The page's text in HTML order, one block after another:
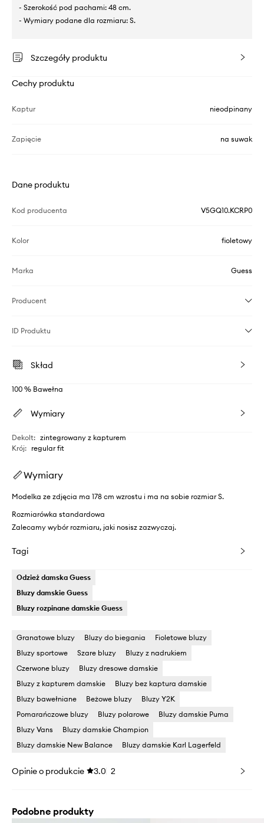
- Szerokość pod pachami: 48 cm.
- Wymiary podane dla rozmiaru: S.
Szczegóły produktu
Cechy produktu
Kaptur nieodpinany
Zapięcie na suwak
Dane produktu
Kod producenta V5GQ10.KCRP0
Kolor fioletowy
Marka Guess
Producent
ID Produktu
Skład
100 % Bawełna
Wymiary
Dekolt: zintegrowany z kapturem
Krój: regular fit
Wymiary
Modelka ze zdjęcia ma 178 cm wzrostu i ma na sobie rozmiar S.
Rozmiarówka standardowa
Zalecamy wybór rozmiaru, jaki nosisz zazwyczaj.
Tagi
Odzież damska Guess
Bluzy damskie Guess
Bluzy rozpinane damskie Guess
Granatowe bluzy Bluzy do biegania
Fioletowe bluzy
Bluzy sportowe
Szare bluzy
Bluzy z nadrukiem
Czerwone bluzy
Bluzy dresowe damskie
Bluzy z kapturem damskie
Bluzy bez kaptura damskie
Bluzy bawełniane
Beżowe bluzy
Bluzy Y2K
Pomarańczowe bluzy
Bluzy polarowe
Bluzy damskie Puma
Bluzy Vans
Bluzy damskie Champion
Bluzy damskie New Balance
Bluzy damskie Karl Lagerfeld
Opinie o produkcie 3.0 2
Podobne produkty